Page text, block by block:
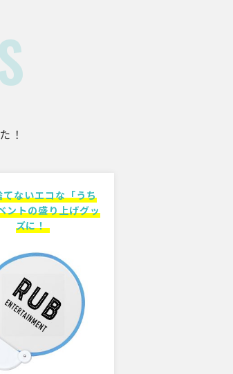
！
てないエコな「うち
ントの盛り上げグッ
ズに！